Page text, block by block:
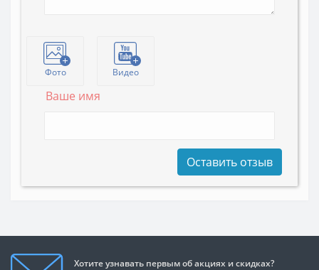
Фото Видео
Ваше имя
Оставить отзыв
Хотите узнавать первым об акциях и скидках?